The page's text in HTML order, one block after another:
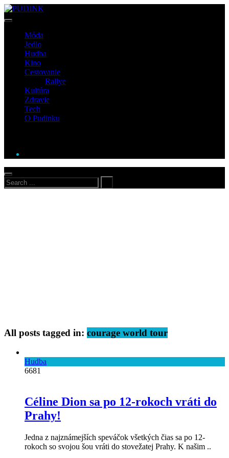
Móda
Jedlo
Hudba
Kino
Cestovanie
Rallye
Kultúra
Zdravie
Tech
O Pudinku
All posts tagged in: courage world tour
Hudba
6681
Céline Dion sa po 12-rokoch vráti do
Prahy!
Jedna z najznámejších speváčok všetkých čias sa po 12-
rokoch so svojou šou vráti do stovežatej Prahy. K našim ..